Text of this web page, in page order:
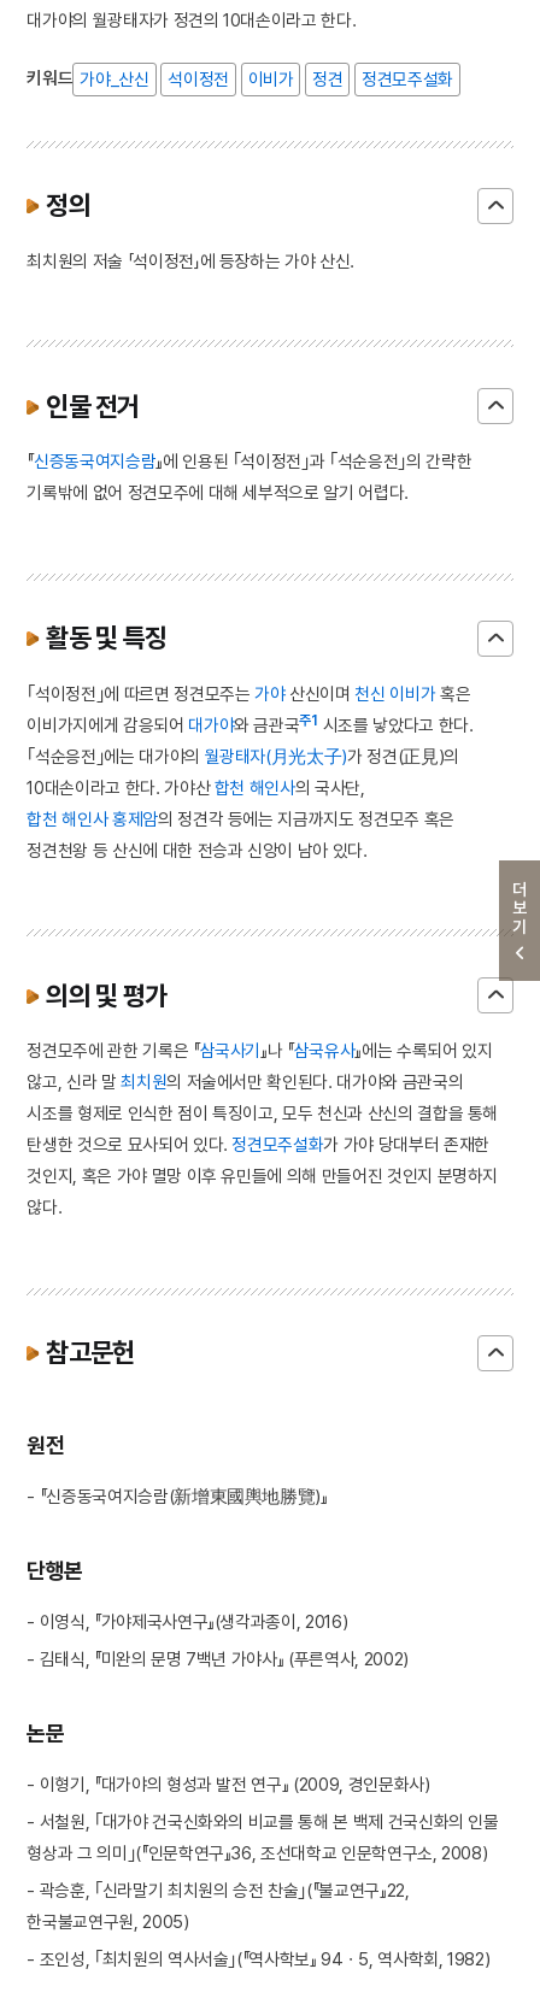
더보기
대가야의 월광태자가 정견의 10대손이라고 한다.
키워드 가야_산신 석이정전 이비가 정견 정견모주설화
정의
최치원의 저술 「석이정전」에 등장하는 가야 산신.
인물 전거
『신증동국여지승람』에 인용된 ｢석이정전｣과 ｢석순응전｣의 간략한
기록밖에 없어 정견모주에 대해 세부적으로 알기 어렵다.
활동 및 특징
｢석이정전｣에 따르면 정견모주는가야산신이며천신 이비가혹은
이비가지에게 감응되어 대가야와 금관국주1 시조를 낳았다고 한다.
｢석순응전｣에는 대가야의 월광태자(月光太子)가 정견(正見)의
10대손이라고 한다. 가야산합천 해인사의 국사단,
합천 해인사 홍제암의 정견각 등에는 지금까지도 정견모주 혹은
정견천왕 등 산신에 대한 전승과 신앙이 남아 있다.
의의 및 평가
정견모주에 관한 기록은 『삼국사기 』나 『삼국유사』에는 수록되어 있지
않고, 신라 말최치원의 저술에서만 확인된다. 대가야와 금관국의
시조를 형제로 인식한 점이 특징이고, 모두 천신과 산신의 결합을 통해
탄생한 것으로 묘사되어 있다. 정견모주설화가 가야 당대부터 존재한
것인지, 혹은 가야 멸망 이후 유민들에 의해 만들어진 것인지 분명하지
않다.
참고문헌
원전
- 『신증동국여지승람(新增東國輿地勝覽)』
단행본
- 이영식, 『가야제국사연구』(생각과종이, 2016)
- 김태식, 『미완의 문명 7백년 가야사』 (푸른역사, 2002)
논문
- 이형기, 『대가야의 형성과 발전 연구』 (2009, 경인문화사)
- 서철원, ｢대가야 건국신화와의 비교를 통해 본 백제 건국신화의 인물
형상과 그 의미｣(『인문학연구』36, 조선대학교 인문학연구소, 2008)
- 곽승훈, ｢신라말기 최치원의 승전 찬술｣(『불교연구』22,
한국불교연구원, 2005)
- 조인성, ｢최치원의 역사서술｣(『역사학보』 94ㆍ5, 역사학회, 1982)